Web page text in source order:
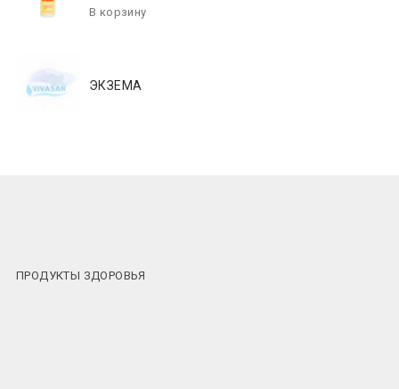
ЭКЗЕМА
ПРОДУКТЫ ЗДОРОВЬЯ